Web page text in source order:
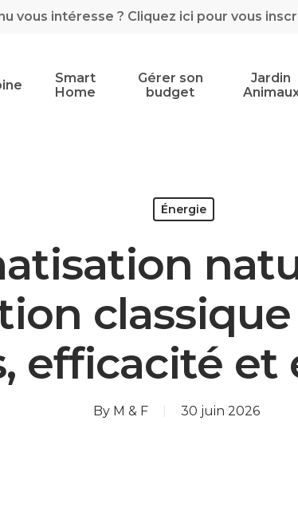
vous intéresse ? Cliquez ici pour vous
Smart
Home
Gérer son
budget
Jardin
Énergie
efficacité et
By M & F 30 juin 2026